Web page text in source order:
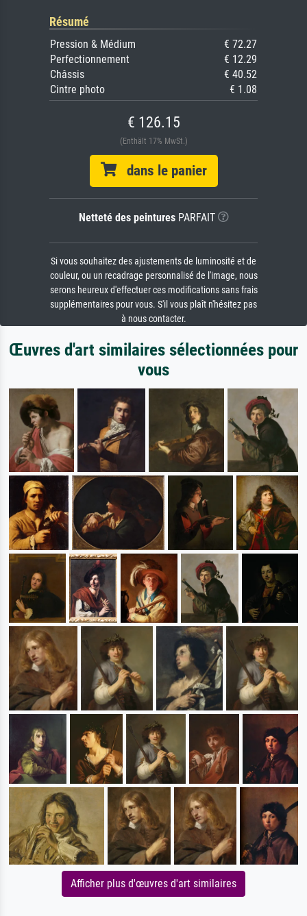
Résumé
Pression & Médium
€ 72.27
Perfectionnement
€ 12.29
Châssis
€ 40.52
Cintre photo
€ 1.08
€ 126.15
(Enthält 17% MwSt.)
dans le panier
Netteté des peinturesPARFAIT
Si vous souhaitez des ajustements de luminosité et de
couleur, ou un recadrage personnalisé de l'image, nous
serons heureux d'effectuer ces modifications sans frais
supplémentaires pour vous. S'il vous plaît n'hésitez pas
à nous contacter.
Œuvres d'art similaires sélectionnées pour
vous
Afficher plus d'œuvres d'art similaires